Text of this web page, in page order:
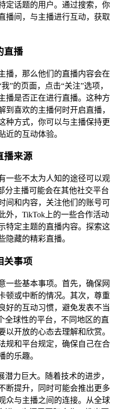
定话题的用户。通过搜索，你
播间，与主播进行互动，获取
直播
播，那么他们的直播内容会在
”的页面，点击“关注”选项，
播是否正在进行直播。这种方
到喜欢的主播何时开启直播，
种方式，你可以与主播保持更
近的互动体验。
播来源
一些不太为人知的途径可以观
分主播可能会在其他社交平台
间和内容，关注他们的账号可
外，TikTok上的一些合作活动
特定主题的直播内容。探索这
隐藏的精彩直播。
关事项
一些基本事项。首先，确保网
顿或中断的情况。其次，尊重
好的互动习惯，避免发表不当
全球性的平台，不同地区的直
以开放的心态去理解和欣赏。
规和平台规定，确保自己在合
的乐趣。
潜力巨大。随着技术的进步，
断提升，同时可能会推出更多
众与主播之间的连接。从全球